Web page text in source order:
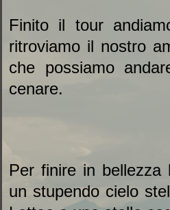
Finito il tour
ritroviamo il nostro
che possiamo
cenare.
Per finire in bellezza
un stupendo cielo